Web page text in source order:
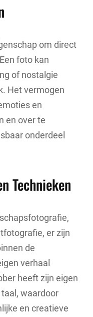
om direct
foto kan
of nostalgie
Het vermogen
en
en over te
onderdeel
Technieken
er zijn
de
verhaal
heeft zijn eigen
waardoor
en creatieve